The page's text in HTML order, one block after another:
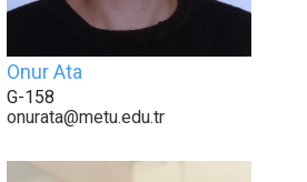
Onur Ata
G-158
onurata@metu.edu.tr